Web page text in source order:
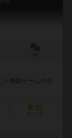
た格闘ゲームのボ
32
持ってる